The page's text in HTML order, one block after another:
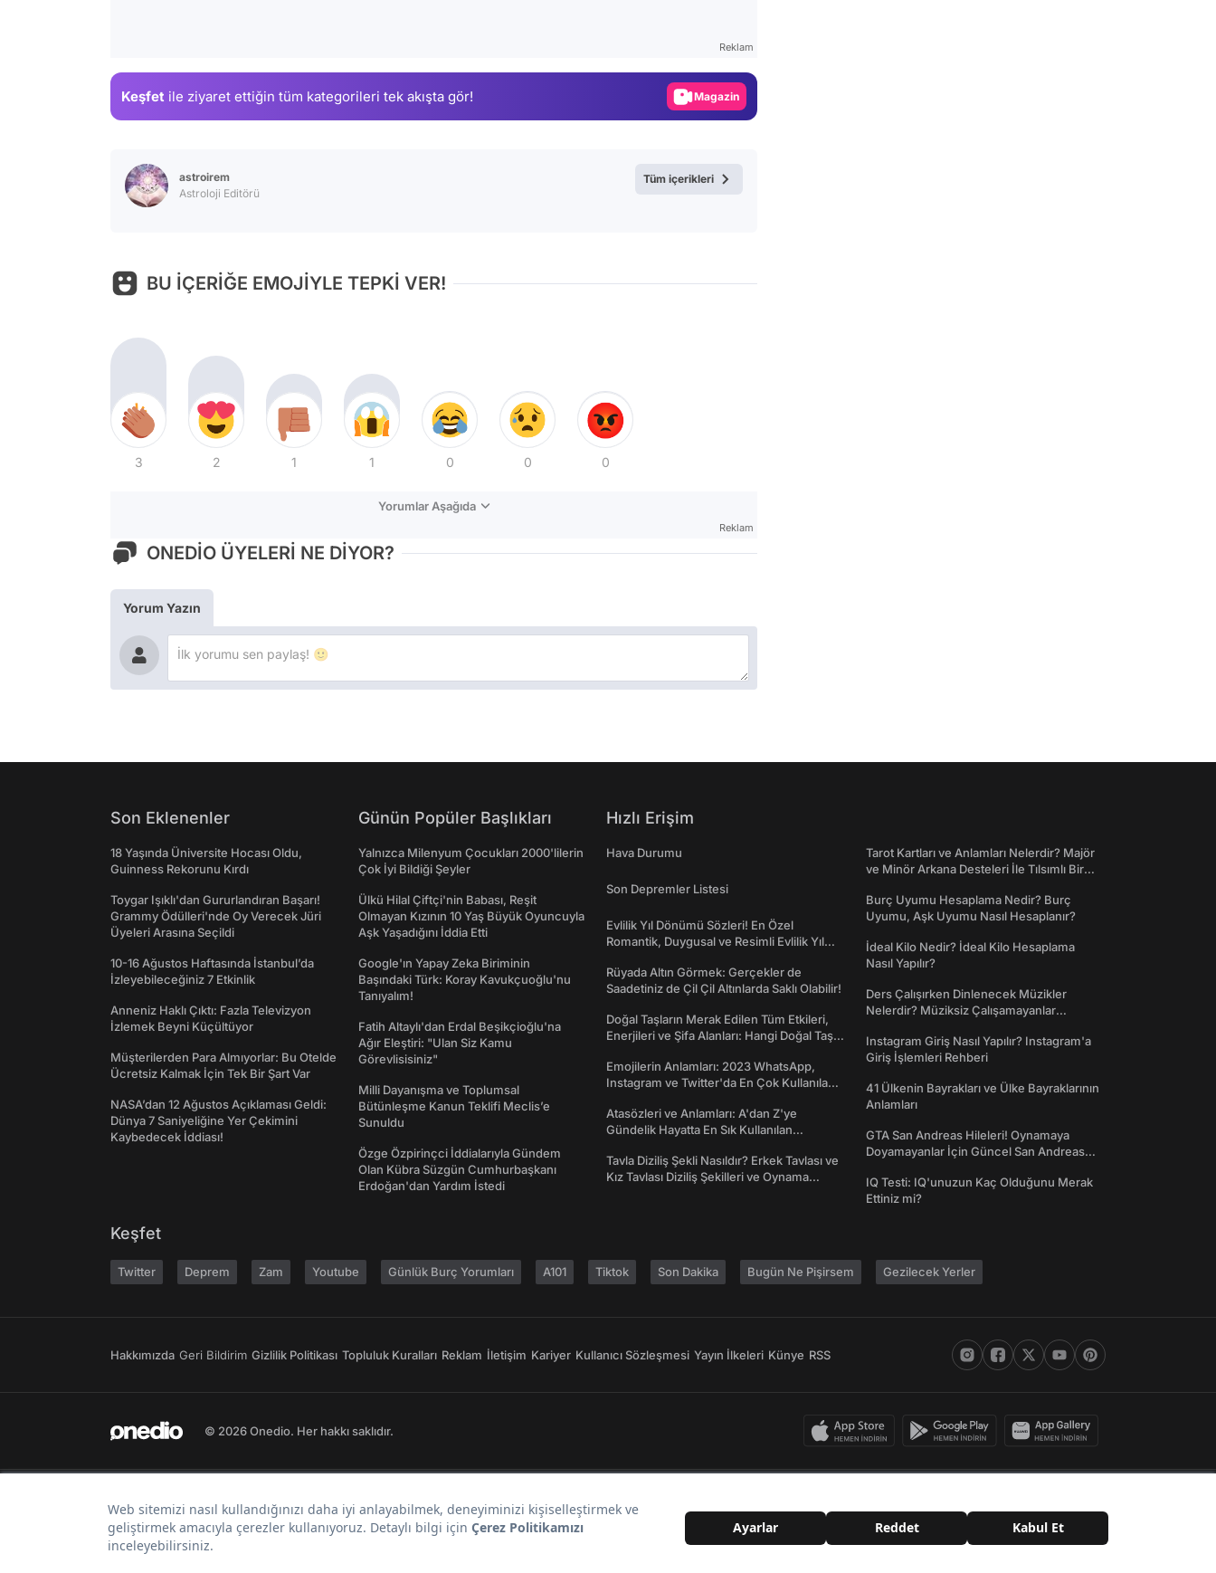
Reklam
Keşfet ile ziyaret ettiğin tüm kategorileri tek akışta gör! Magazin
astroirem
Astroloji Editörü
Tüm içerikleri
BU İÇERİĞE EMOJİYLE TEPKİ VER!
3 2 1 1 0 0 0
Yorumlar Aşağıda
Reklam
ONEDİO ÜYELERİ NE DİYOR?
Yorum Yazın
Son Eklenenler
18 Yaşında Üniversite Hocası Oldu,
Guinness Rekorunu Kırdı
Toygar Işıklı'dan Gururlandıran Başarı!
Grammy Ödülleri'nde Oy Verecek Jüri
Üyeleri Arasına Seçildi
10-16 Ağustos Haftasında İstanbul’da
İzleyebileceğiniz 7 Etkinlik
Anneniz Haklı Çıktı: Fazla Televizyon
İzlemek Beyni Küçültüyor
Müşterilerden Para Almıyorlar: Bu Otelde
Ücretsiz Kalmak İçin Tek Bir Şart Var
NASA’dan 12 Ağustos Açıklaması Geldi:
Dünya 7 Saniyeliğine Yer Çekimini
Kaybedecek İddiası!
Günün Popüler Başlıkları
Yalnızca Milenyum Çocukları 2000'lilerin
Çok İyi Bildiği Şeyler
Ülkü Hilal Çiftçi'nin Babası, Reşit
Olmayan Kızının 10 Yaş Büyük Oyuncuyla
Aşk Yaşadığını İddia Etti
Google'ın Yapay Zeka Biriminin
Başındaki Türk: Koray Kavukçuoğlu'nu
Tanıyalım!
Fatih Altaylı'dan Erdal Beşikçioğlu'na
Ağır Eleştiri: "Ulan Siz Kamu
Görevlisisiniz"
Milli Dayanışma ve Toplumsal
Bütünleşme Kanun Teklifi Meclis’e
Sunuldu
Özge Özpirinçci İddialarıyla Gündem
Olan Kübra Süzgün Cumhurbaşkanı
Erdoğan'dan Yardım İstedi
Hızlı Erişim
Hava Durumu
Son Depremler Listesi
Evlilik Yıl Dönümü Sözleri! En Özel
Romantik, Duygusal ve Resimli Evlilik Yıl
Rüyada Altın Görmek: Gerçekler de
Saadetiniz de Çil Çil Altınlarda Saklı Olabilir!
Doğal Taşların Merak Edilen Tüm Etkileri,
Enerjileri ve Şifa Alanları: Hangi Doğal Taş
Emojilerin Anlamları: 2023 WhatsApp,
Instagram ve Twitter'da En Çok Kullanılan
Atasözleri ve Anlamları: A'dan Z'ye
Gündelik Hayatta En Sık Kullanılan
Tavla Diziliş Şekli Nasıldır? Erkek Tavlası ve
Kız Tavlası Diziliş Şekilleri ve Oynama
Tarot Kartları ve Anlamları Nelerdir? Majör
ve Minör Arkana Desteleri İle Tılsımlı Bir
Burç Uyumu Hesaplama Nedir? Burç
Uyumu, Aşk Uyumu Nasıl Hesaplanır?
İdeal Kilo Nedir? İdeal Kilo Hesaplama
Nasıl Yapılır?
Ders Çalışırken Dinlenecek Müzikler
Nelerdir? Müziksiz Çalışamayanlar
Instagram Giriş Nasıl Yapılır? Instagram'a
Giriş İşlemleri Rehberi
41 Ülkenin Bayrakları ve Ülke Bayraklarının
Anlamları
GTA San Andreas Hileleri! Oynamaya
Doyamayanlar İçin Güncel San Andreas
IQ Testi: IQ'unuzun Kaç Olduğunu Merak
Ettiniz mi?
Keşfet
Twitter Deprem Zam Youtube Günlük Burç Yorumları A101 Tiktok Son Dakika Bugün Ne Pişirsem Gezilecek Yerler
Hakkımızda Geri Bildirim Gizlilik Politikası Topluluk Kuralları Reklam İletişim Kariyer Kullanıcı Sözleşmesi Yayın İlkeleri Künye RSS
© 2026 Onedio. Her hakkı saklıdır.